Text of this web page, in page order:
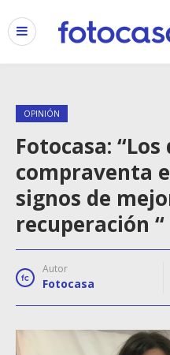
OPINIÓN
Fotocasa:
compraventa
signos de
recuperación “
Autor
Fotocasa